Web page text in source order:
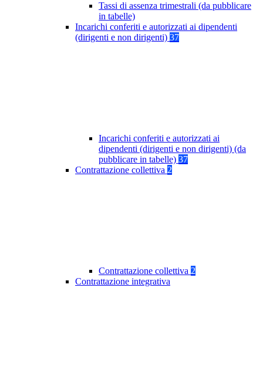
Tassi di assenza trimestrali (da pubblicare
in tabelle)
Incarichi conferiti e autorizzati ai dipendenti
(dirigenti e non dirigenti) 37
Incarichi conferiti e autorizzati ai
dipendenti (dirigenti e non dirigenti) (da
pubblicare in tabelle) 37
Contrattazione collettiva 2
Contrattazione collettiva 2
Contrattazione integrativa